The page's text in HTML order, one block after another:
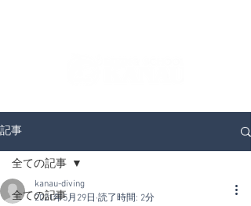
記事
全ての記事
全ての記事
kanau-diving
2021年5月29日 読了時間: 2分